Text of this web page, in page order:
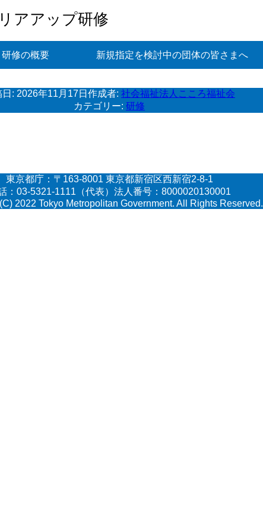
アアップ研修
研修の概要 新規指定を検討中の団体の皆さまへ
日: 2026年11月17日 作成者: 社会福祉法人こころ福祉会
カテゴリー: 研修
東京都庁：〒163-8001 東京都新宿区西新宿2-8-1
：03-5321-1111（代表）法人番号：8000020130001
2022 Tokyo Metropolitan Government. All Rights Reserved.